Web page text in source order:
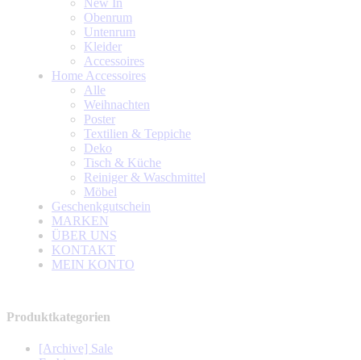
New In
Obenrum
Untenrum
Kleider
Accessoires
Home Accessoires
Alle
Weihnachten
Poster
Textilien & Teppiche
Deko
Tisch & Küche
Reiniger & Waschmittel
Möbel
Geschenkgutschein
MARKEN
ÜBER UNS
KONTAKT
MEIN KONTO
Produktkategorien
[Archive] Sale